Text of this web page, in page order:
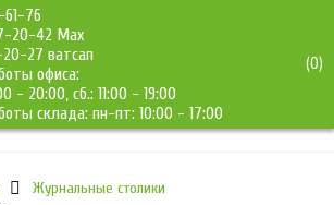
61-76
20-42 Max
20-27 ватсап
офиса:
- 20:00, сб.: 11:00 - 19:00
склада: пн-пт: 10:00 - 17:00
(0)
Мебель
Журнальные столики